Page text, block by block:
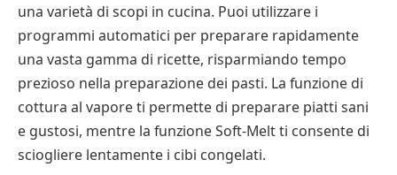
una varietà di scopi in cucina. Puoi utilizzare i
programmi automatici per preparare rapidamente
una vasta gamma di ricette, risparmiando tempo
prezioso nella preparazione dei pasti. La funzione di
cottura al vapore ti permette di preparare piatti sani
e gustosi, mentre la funzione Soft-Melt ti consente di
sciogliere lentamente i cibi congelati.